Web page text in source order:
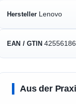
Hersteller Lenovo
EAN / GTIN
Aus der